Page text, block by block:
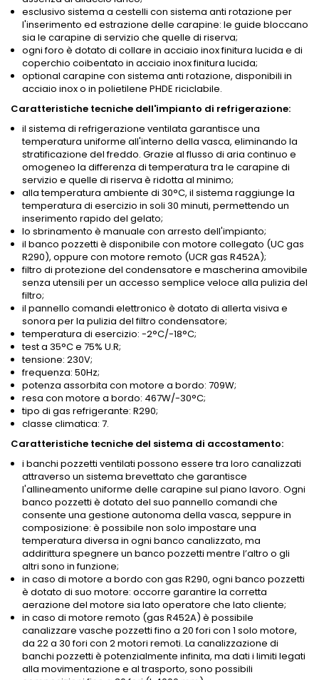
esclusivo sistema a cestelli con sistema anti rotazione per
l'inserimento ed estrazione delle carapine: le guide bloccano
sia le carapine di servizio che quelle di riserva;
ogni foro è dotato di collare in acciaio inox finitura lucida e di
coperchio coibentato in acciaio inox finitura lucida;
optional carapine con sistema anti rotazione, disponibili in
acciaio inox o in polietilene PHDE riciclabile.
Caratteristiche tecniche dell'impianto di refrigerazione:
il sistema di refrigerazione ventilata garantisce una
temperatura uniforme all'interno della vasca, eliminando la
stratificazione del freddo. Grazie al flusso di aria continuo e
omogeneo la differenza di temperatura tra le carapine di
servizio e quelle di riserva è ridotta al minimo;
alla temperatura ambiente di 30°C, il sistema raggiunge la
temperatura di esercizio in soli 30 minuti, permettendo un
inserimento rapido del gelato;
lo sbrinamento è manuale con arresto dell'impianto;
il banco pozzetti è disponibile con motore collegato (UC gas
R290), oppure con motore remoto (UCR gas R452A);
filtro di protezione del condensatore e mascherina amovibile
senza utensili per un accesso semplice veloce alla pulizia del
filtro;
il pannello comandi elettronico è dotato di allerta visiva e
sonora per la pulizia del filtro condensatore;
temperatura di esercizio: -2°C/-18°C;
test a 35°C e 75% U.R;
tensione: 230V;
frequenza: 50Hz;
potenza assorbita con motore a bordo: 709W;
resa con motore a bordo: 467W/-30°C;
tipo di gas refrigerante: R290;
classe climatica: 7.
Caratteristiche tecniche del sistema di accostamento:
i banchi pozzetti ventilati possono essere tra loro canalizzati
attraverso un sistema brevettato che garantisce
l'allineamento uniforme delle carapine sul piano lavoro. Ogni
banco pozzetti è dotato del suo pannello comandi che
consente una gestione autonoma della vasca, seppure in
composizione: è possibile non solo impostare una
temperatura diversa in ogni banco canalizzato, ma
addirittura spegnere un banco pozzetti mentre l’altro o gli
altri sono in funzione;
in caso di motore a bordo con gas R290, ogni banco pozzetti
è dotato di suo motore: occorre garantire la corretta
aerazione del motore sia lato operatore che lato cliente;
in caso di motore remoto (gas R452A) è possibile
canalizzare vasche pozzetti fino a 20 fori con 1 solo motore,
da 22 a 30 fori con 2 motori remoti. La canalizzazione di
banchi pozzetti è potenzialmente infinita, ma dati i limiti legati
alla movimentazione e al trasporto, sono possibili